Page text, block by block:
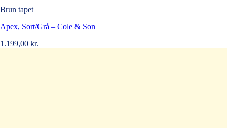
Brun tapet
Apex, Sort/Grå – Cole & Son
1.199,00 kr.